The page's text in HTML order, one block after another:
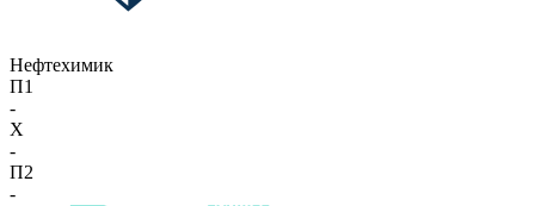
Нефтехимик
П1
-
X
-
П2
-